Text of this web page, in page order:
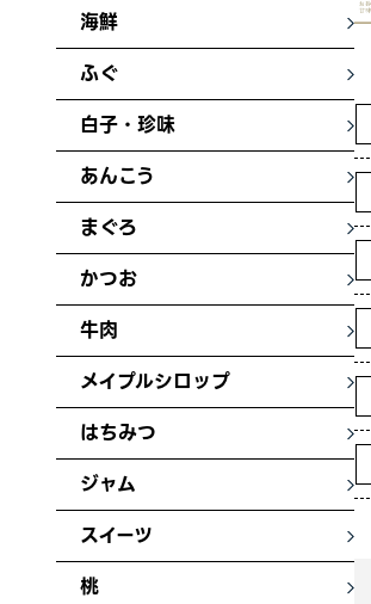
海鮮
ふぐ
白子・珍味
あんこう
まぐろ
かつお
牛肉
メイプルシロップ
はちみつ
ジャム
スイーツ
桃